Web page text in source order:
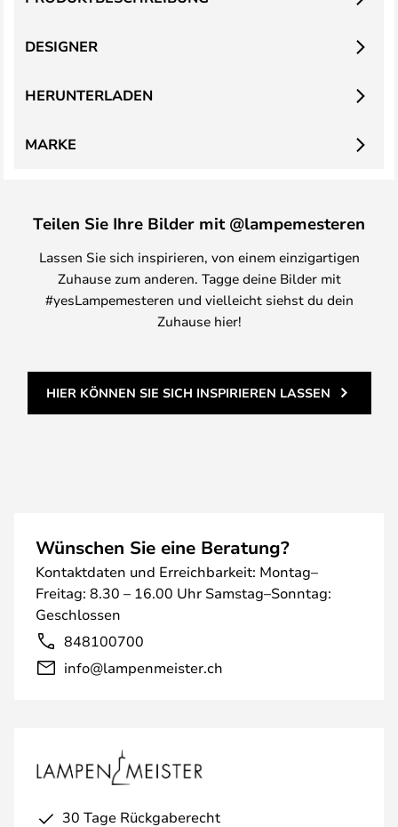
DESIGNER
HERUNTERLADEN
MARKE
Teilen Sie Ihre Bilder mit @lampemesteren
Lassen Sie sich inspirieren, von einem einzigartigen
Zuhause zum anderen. Tagge deine Bilder mit
#yesLampemesteren und vielleicht siehst du dein
Zuhause hier!
HIER KÖNNEN SIE SICH INSPIRIEREN LASSEN
Wünschen Sie eine Beratung?
Kontaktdaten und Erreichbarkeit: Montag–
Freitag: 8.30 – 16.00 Uhr Samstag–Sonntag:
Geschlossen
848100700
info@lampenmeister.ch
30 Tage Rückgaberecht